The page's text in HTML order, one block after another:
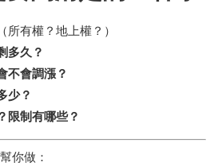
（所有權？地上權？）
多久？
不會調漲？
少？
限制有哪些？
你做：